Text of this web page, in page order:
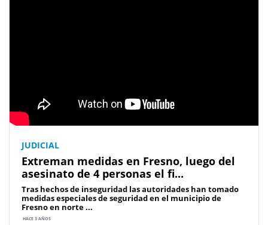
JUDICIAL
Extreman medidas en Fresno, luego del
asesinato de 4 personas el fi...
Tras hechos de inseguridad las autoridades han tomado
medidas especiales de seguridad en el municipio de
Fresno en norte ...
HACE 3 AÑOS